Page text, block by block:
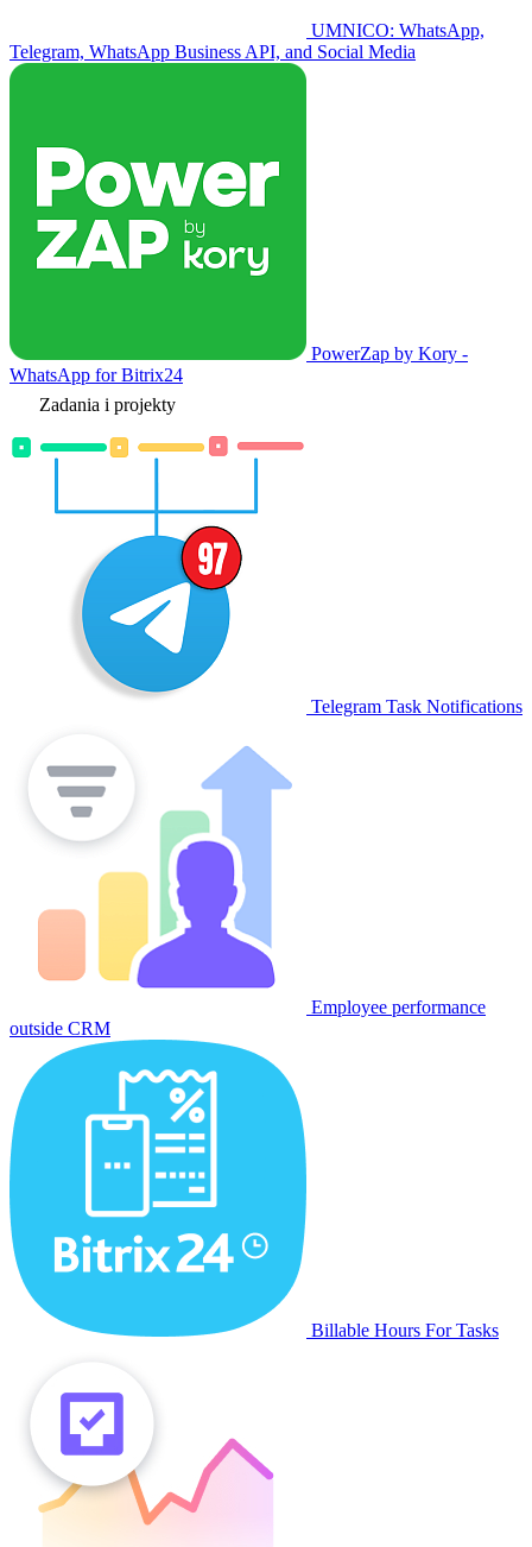
UMNICO: WhatsApp,
Telegram, WhatsApp Business API, and Social Media
PowerZap by Kory -
WhatsApp for Bitrix24
Zadania i projekty
Telegram Task Notifications
Employee performance
outside CRM
Billable Hours For Tasks